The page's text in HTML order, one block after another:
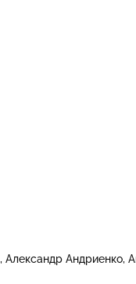
Александр Андриенко